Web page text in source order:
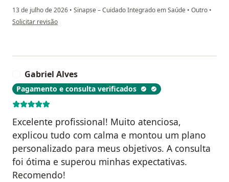
13 de julho de 2026 • Sinapse – Cuidado Integrado em Saúde • Outro •
na opinião do utilizador Bruna
Solicitar revisão
Gabriel Alves
Pagamento e consulta verificados
Excelente profissional! Muito atenciosa,
explicou tudo com calma e montou um plano
personalizado para meus objetivos. A consulta
foi ótima e superou minhas expectativas.
Recomendo!